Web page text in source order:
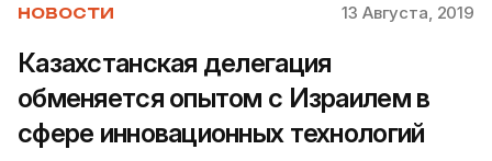
НОВОСТИ 13 Августа, 2019
Казахстанская делегация
обменяется опытом с Израилем в
сфере инновационных технологий